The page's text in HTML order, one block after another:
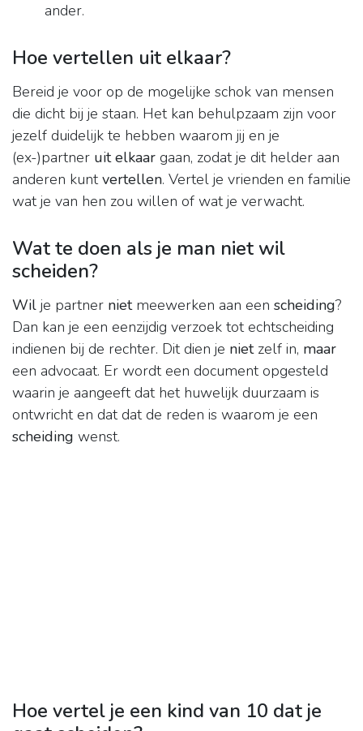
ander.
Hoe vertellen uit elkaar?
Bereid je voor op de mogelijke schok van mensen
die dicht bij je staan. Het kan behulpzaam zijn voor
jezelf duidelijk te hebben waarom jij en je
(ex-)partner uit elkaar gaan, zodat je dit helder aan
anderen kuntvertellen. Vertel je vrienden en familie
wat je van hen zou willen of wat je verwacht.
Wat te doen als je man niet wil
scheiden?
Wil je partner nietmeewerken aan een scheiding?
Dan kan je een eenzijdig verzoek tot echtscheiding
indienen bij de rechter. Dit dien je nietzelf in, maar
een advocaat. Er wordt een document opgesteld
waarin je aangeeft dat het huwelijk duurzaam is
ontwricht en dat dat de reden is waarom je een
scheiding wenst.
Hoe vertel je een kind van 10 dat je